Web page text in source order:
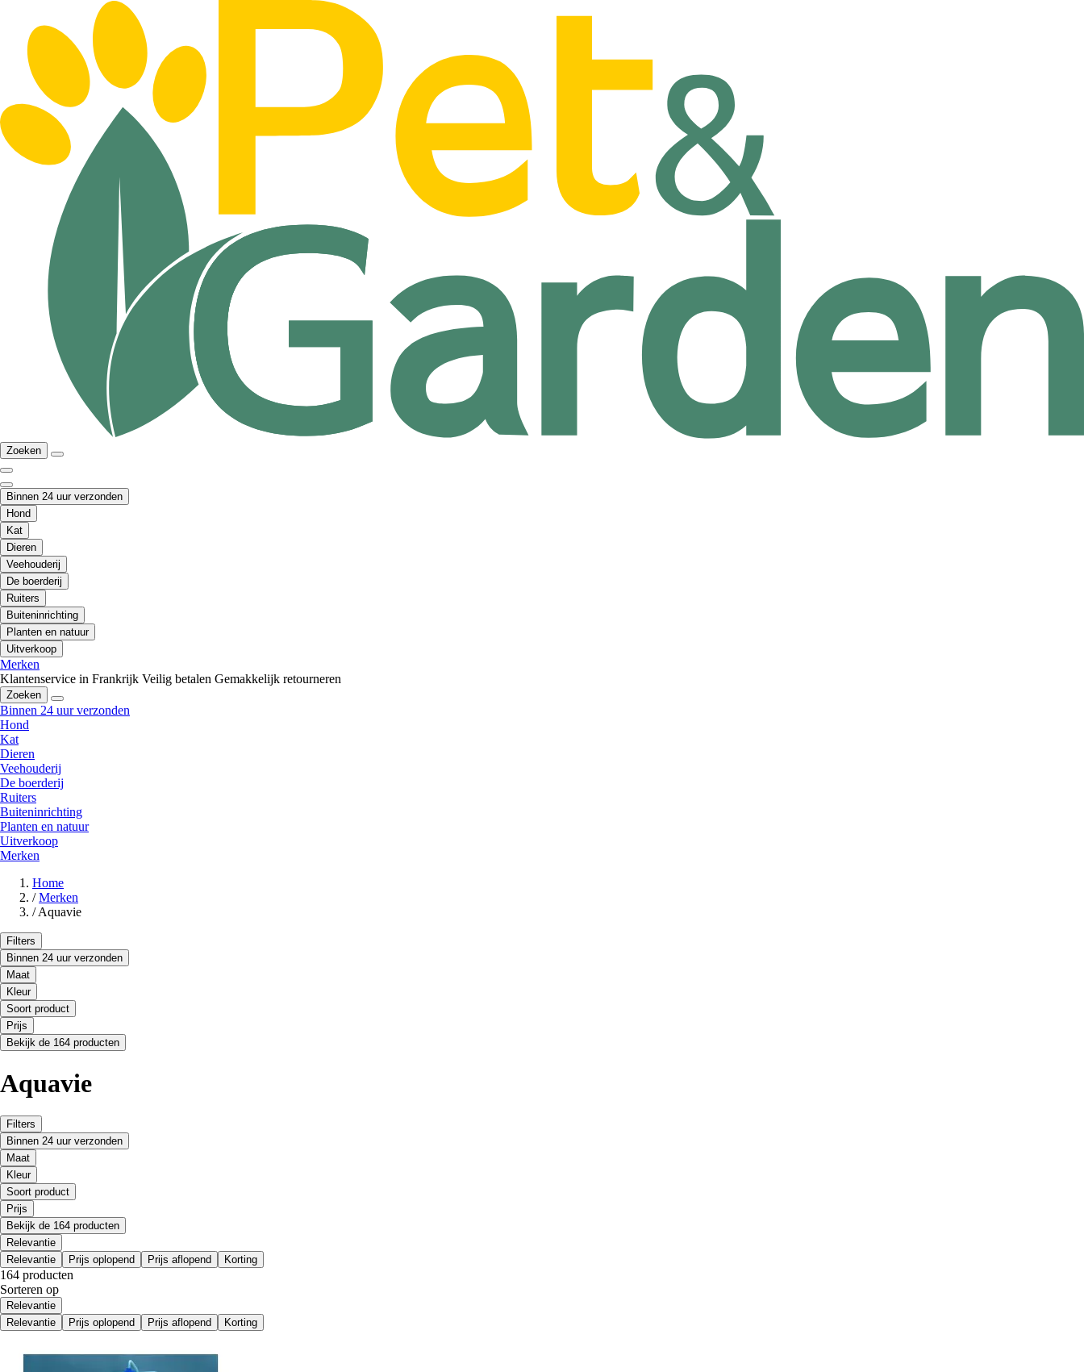
Zoeken
Binnen 24 uur verzonden
Hond
Kat
Dieren
Veehouderij
De boerderij
Ruiters
Buiteninrichting
Planten en natuur
Uitverkoop
Merken
Klantenservice in Frankrijk Veilig betalen Gemakkelijk retourneren
Zoeken
Binnen 24 uur verzonden
Hond
Kat
Dieren
Veehouderij
De boerderij
Ruiters
Buiteninrichting
Planten en natuur
Uitverkoop
Merken
Home
/ Merken
/ Aquavie
Filters
Binnen 24 uur verzonden
Maat
Kleur
Soort product
Prijs
Bekijk de 164 producten
Aquavie
Filters
Binnen 24 uur verzonden
Maat
Kleur
Soort product
Prijs
Bekijk de 164 producten
Relevantie
Relevantie
Prijs oplopend Prijs aflopend Korting
164 producten
Sorteren op
Relevantie
Relevantie
Prijs oplopend Prijs aflopend Korting